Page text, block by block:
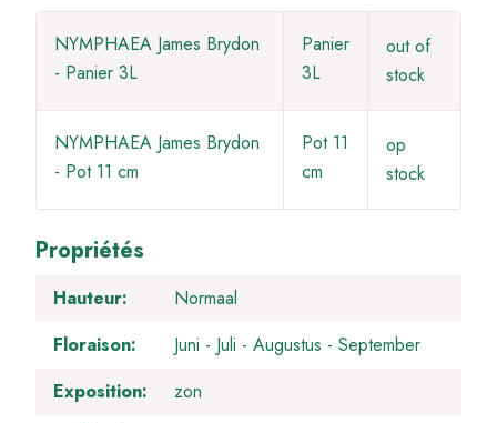
NYMPHAEA James Brydon
- Panier 3L
Panier
3L
out of
stock
NYMPHAEA James Brydon
- Pot 11 cm
Pot 11
cm
op
stock
Propriétés
Hauteur
Normaal
Floraison
Juni Juli Augustus
September
Exposition
zon